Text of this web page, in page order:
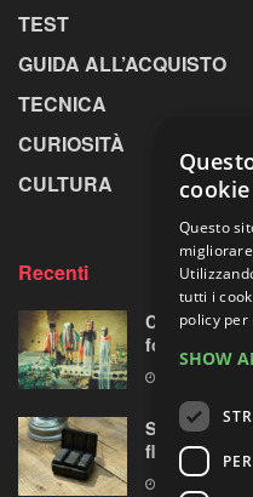
TEST
GUIDA ALL’ACQUISTO
TECNICA
CURIOSITÀ
CULTURA
Recenti
fotografica
Sony
float per le
cookie
Questo
tutti i
policy per
SHOW